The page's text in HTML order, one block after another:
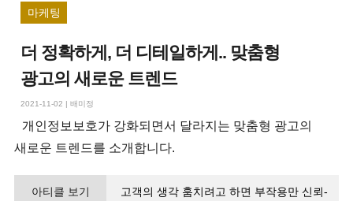
마케팅
더 정확하게, 더 디테일하게.. 맞춤형
광고의 새로운 트렌드
2021-11-02 |배미정
개인정보보호가 강화되면서 달라지는 맞춤형 광고의
새로운 트렌드를 소개합니다.
아티클 보기
고객의 생각 훔치려고 하면 부작용만 신뢰-